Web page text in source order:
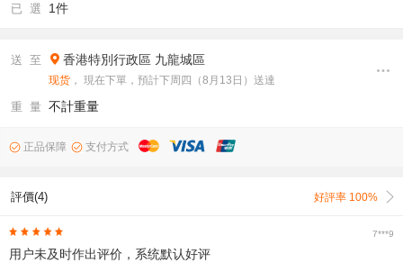
已 選 1件
送 至 香港特別行政區 九龍城區
现货 ， 現在下單，預計下周四（8月13日）送達
重 量 不計重量
正品保障 支付方式
評價(4) 好評率 100%
7***9
用户未及时作出评价，系统默认好评